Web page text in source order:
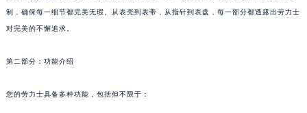
制，确保每一细节都完美无瑕。从表壳到表带，从指针到表盘，每一部分都透露出劳力士
对完美的不懈追求。
第二部分：功能介绍
您的劳力士具备多种功能，包括但不限于：